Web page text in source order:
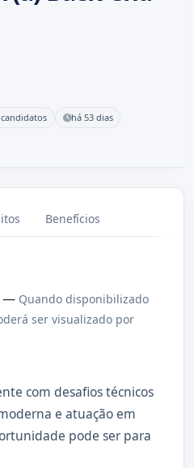
há 53 dias
Benefícios
— Quando disponibilizado
ser visualizado por
com desafios técnicos
e atuação em
pode ser para